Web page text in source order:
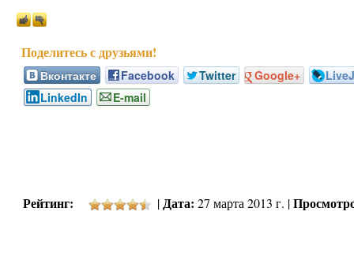
Вконтакте Facebook Twitter Google+
LinkedIn
E-mail
Рейтинг: |Дата: 27 марта 2013 г. |